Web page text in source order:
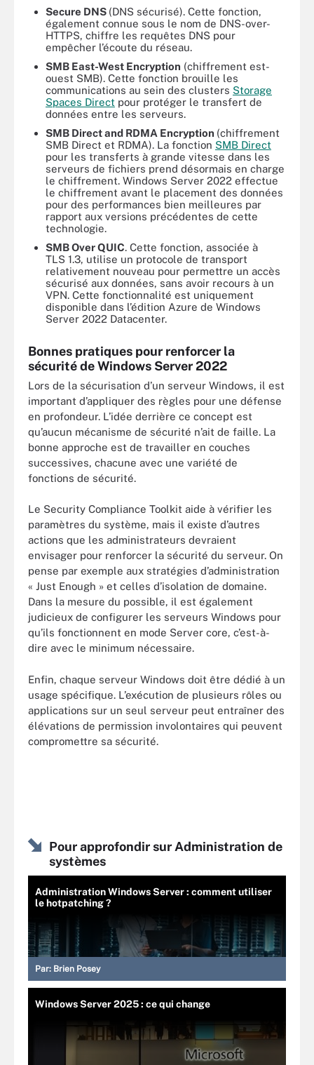
Secure DNS (DNS sécurisé). Cette fonction,
également connue sous le nom de DNS-over-
HTTPS, chiffre les requêtes DNS pour
empêcher l’écoute du réseau.
SMB East-West Encryption (chiffrement est-
ouest SMB). Cette fonction brouille les
communications au sein des clusters Storage
Spaces Direct pour protéger le transfert de
données entre les serveurs.
SMB Direct and RDMA Encryption (chiffrement
SMB Direct et RDMA). La fonction SMB Direct
pour les transferts à grande vitesse dans les
serveurs de fichiers prend désormais en charge
le chiffrement. Windows Server 2022 effectue
le chiffrement avant le placement des données
pour des performances bien meilleures par
rapport aux versions précédentes de cette
technologie.
SMB Over QUIC. Cette fonction, associée à
TLS 1.3, utilise un protocole de transport
relativement nouveau pour permettre un accès
sécurisé aux données, sans avoir recours à un
VPN. Cette fonctionnalité est uniquement
disponible dans l’édition Azure de Windows
Server 2022 Datacenter.
Bonnes pratiques pour renforcer la
sécurité de Windows Server 2022
Lors de la sécurisation d’un serveur Windows, il est
important d’appliquer des règles pour une défense
en profondeur. L’idée derrière ce concept est
qu’aucun mécanisme de sécurité n’ait de faille. La
bonne approche est de travailler en couches
successives, chacune avec une variété de
fonctions de sécurité.
Le Security Compliance Toolkit aide à vérifier les
paramètres du système, mais il existe d’autres
actions que les administrateurs devraient
envisager pour renforcer la sécurité du serveur. On
pense par exemple aux stratégies d’administration
« Just Enough » et celles d’isolation de domaine.
Dans la mesure du possible, il est également
judicieux de configurer les serveurs Windows pour
qu’ils fonctionnent en mode Server core, c’est-à-
dire avec le minimum nécessaire.
Enfin, chaque serveur Windows doit être dédié à un
usage spécifique. L’exécution de plusieurs rôles ou
applications sur un seul serveur peut entraîner des
élévations de permission involontaires qui peuvent
compromettre sa sécurité.
Pour approfondir sur Administration de
systèmes
Administration Windows Server : comment utiliser
le hotpatching ?
Par: Brien Posey
Windows Server 2025 : ce qui change